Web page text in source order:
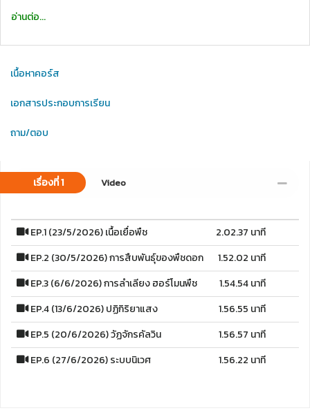
อ่านต่อ...
เนื้อหาคอร์ส
เอกสารประกอบการเรียน
ถาม/ตอบ
เรื่องที่ 1 Video
EP.1 (23/5/2026) เนื้อเยื่อพืช
2.02.37 นาที
EP.2 (30/5/2026) การสืบพันธุ์ของพืชดอก
1.52.02 นาที
EP.3 (6/6/2026) การลำเลียง ฮอร์โมนพืช
1.54.54 นาที
EP.4 (13/6/2026) ปฏิกิริยาแสง
1.56.55 นาที
EP.5 (20/6/2026) วัฏจักรคัลวิน
1.56.57 นาที
EP.6 (27/6/2026) ระบบนิเวศ
1.56.22 นาที